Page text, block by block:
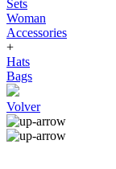
Sets
Woman
Accessories
+
Hats
Bags
Volver